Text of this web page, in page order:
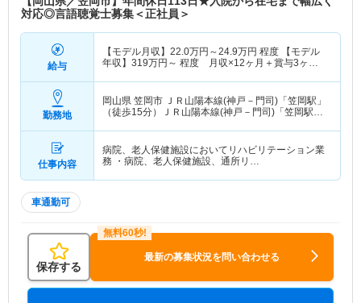
対応◎言語聴覚士募集＜正社員＞
給与
【モデル月収】 22.0万円～24.9万円 程度 【モデル
年収】 319万円～ 程度 月収×12ヶ月＋賞与3ヶ月
勤務地
岡山県 笠岡市 ＪＲ山陽本線(神戸－門司)「笠岡駅」
（徒歩15分）ＪＲ山陽本線(神戸－門司)「笠岡駅」
仕事内容
病院、老人保健施設においてリハビリテーション業
務 ・病院、老人保健施設、通所リ…
車通勤可
保存する
最新の募集状況を問い合わせる